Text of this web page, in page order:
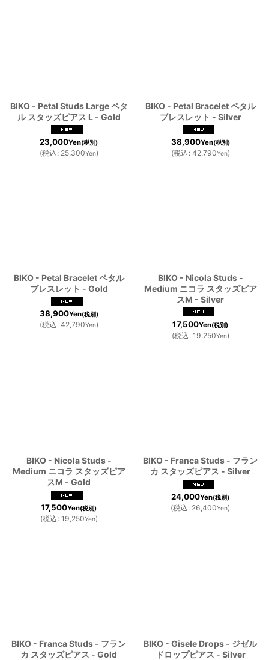
BIKO - Petal Studs Large ペタ
ル スタッズピアス L - Gold
23,000Yen(税別)
(税込 : 25,300Yen)
BIKO - Petal Bracelet ペタル
ブレスレット - Silver
38,900Yen(税別)
(税込 : 42,790Yen)
BIKO - Petal Bracelet ペタル
ブレスレット - Gold
38,900Yen(税別)
(税込 : 42,790Yen)
BIKO - Nicola Studs -
Medium ニコラ スタッズピア
スM - Silver
17,500Yen(税別)
(税込 : 19,250Yen)
BIKO - Nicola Studs -
Medium ニコラ スタッズピア
スM - Gold
17,500Yen(税別)
(税込 : 19,250Yen)
BIKO - Franca Studs - フラン
カ スタッズピアス - Silver
24,000Yen(税別)
(税込 : 26,400Yen)
BIKO - Franca Studs - フラン
カ スタッズピアス - Gold
BIKO - Gisele Drops - ジゼル
ドロップピアス - Silver